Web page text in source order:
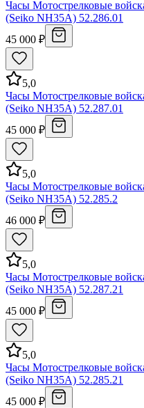
Часы Мотострелковые
(Seiko NH35A) 52.286.01
45 000 ₽
5,0
Часы Мотострелковые
(Seiko NH35A) 52.287.01
45 000 ₽
5,0
Часы Мотострелковые
(Seiko NH35A) 52.285.2
46 000 ₽
5,0
Часы Мотострелковые
(Seiko NH35A) 52.287.21
45 000 ₽
5,0
Часы Мотострелковые
(Seiko NH35A) 52.285.21
45 000 ₽